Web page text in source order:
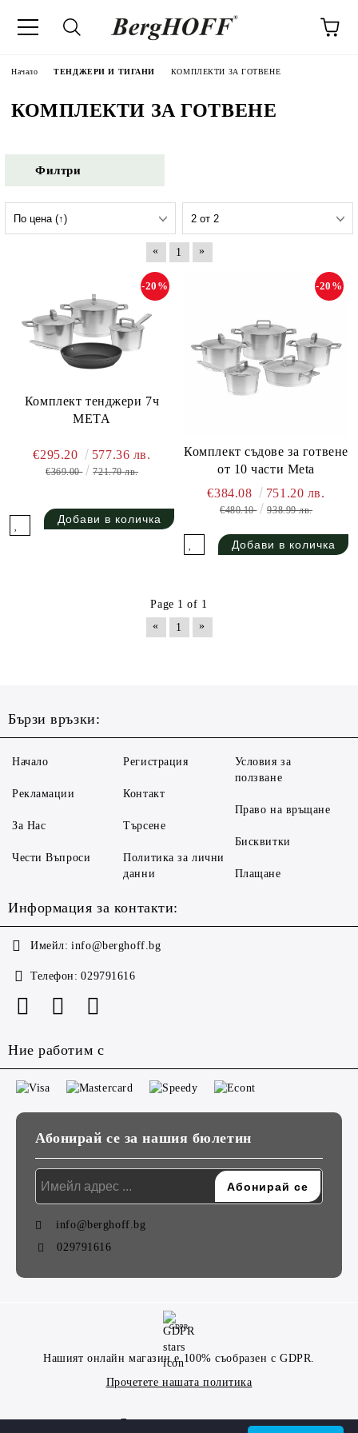
Начало ТЕНДЖЕРИ И ТИГАНИ КОМПЛЕКТИ ЗА ГОТВЕНЕ
КОМПЛЕКТИ ЗА ГОТВЕНЕ
Филтри
« 1 »
Комплект тенджери 7ч
META
-20%
€295.20 577.36 лв.
€369.00 721.70 лв.
Комплект съдове за готвене
от 10 части Meta
-20%
€384.08 751.20 лв.
€480.10 938.99 лв.
Page 1 of 1
«
1 »
Бързи връзки:
Начало
Рекламации
За Нас
Чести Въпроси
Регистрация
Контакт
Търсене
Политика за лични
данни
Условия за
ползване
Право на връщане
Бисквитки
Плащане
Информация за контакти:
Имейл: info@berghoff.bg
Телефон: 029791616
Ние работим с
Абонирай се за нашия бюлетин
info@berghoff.bg
029791616
GDPR
Нашият онлайн магазин е 100% съобразен с GDPR.
Прочетете нашата политика